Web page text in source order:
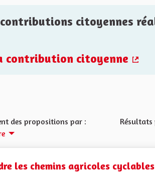
citoyennes
contribution citoyenne
des propositions par :
Résultats
les chemins agricoles cyclables